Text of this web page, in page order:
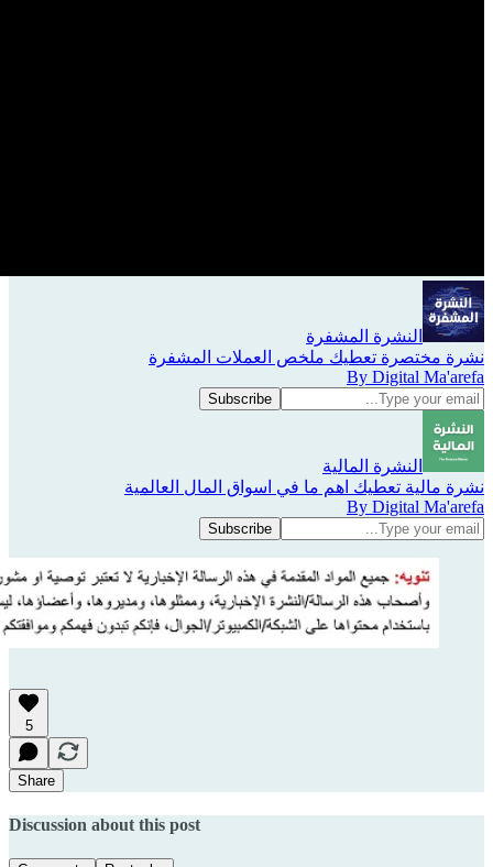
النشرة المشفرة
نشرة مختصرة تعطيك ملخص العملات المشفرة
By Digital Ma'arefa
النشرة المالية
نشرة مالية تعطيك اهم ما في اسواق المال العالمية
By Digital Ma'arefa
5
Share
Discussion about this post